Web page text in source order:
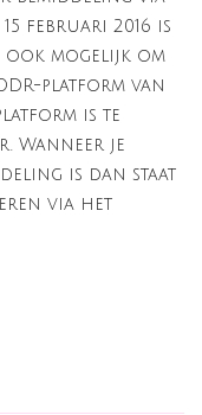
februari 2016 is
ook mogelijk om
platform van
is te
Wanneer je
is dan staat
via het